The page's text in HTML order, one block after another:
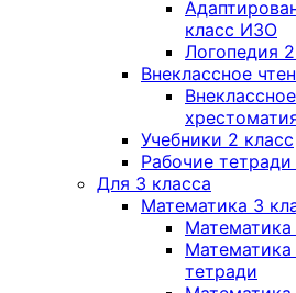
класс ИЗО
Логопедия
Внеклассное
Учебники 2 класс
Рабочие тетради
Для 3 класса
Математика 3
Математика
тетради